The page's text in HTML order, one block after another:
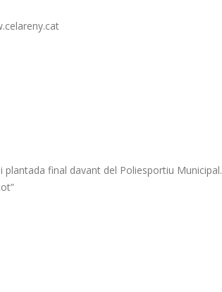
plantada final davant del Poliesportiu Municipal.